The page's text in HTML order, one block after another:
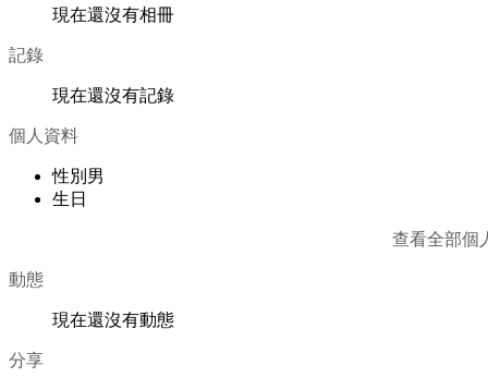
現在還沒有相冊
記錄
現在還沒有記錄
個人資料
性別 男
生日
查看全部個
動態
現在還沒有動態
分享